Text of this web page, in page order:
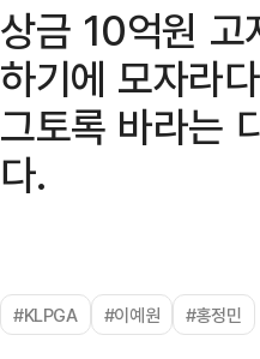
상금 10억원 고
하기에 모자라
그토록 바라는
다.
#KLPGA #이예원 #홍정민